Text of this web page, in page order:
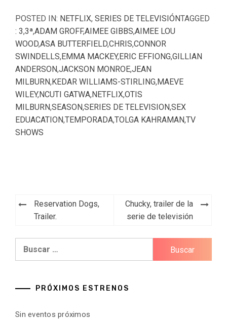
POSTED IN: NETFLIX, SERIES DE TELEVISIÓNTAGGED
: 3,3ª,ADAM GROFF,AIMEE GIBBS,AIMEE LOU
WOOD,ASA BUTTERFIELD,CHRIS,CONNOR
SWINDELLS,EMMA MACKEY,ERIC EFFIONG,GILLIAN
ANDERSON,JACKSON MONROE,JEAN
MILBURN,KEDAR WILLIAMS-STIRLING,MAEVE
WILEY,NCUTI GATWA,NETFLIX,OTIS
MILBURN,SEASON,SERIES DE TELEVISION,SEX
EDUACATION,TEMPORADA,TOLGA KAHRAMAN,TV
SHOWS
Navegación
entradas
Reservation Dogs,
Trailer.
Chucky, trailer de la
serie de televisión
PRÓXIMOS ESTRENOS
Sin eventos próximos